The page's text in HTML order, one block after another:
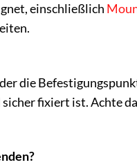
einschließlich
die
fixiert ist. Achte